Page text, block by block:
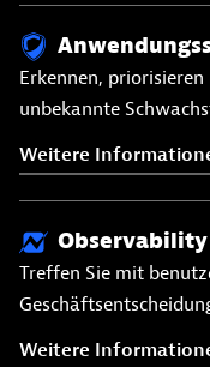
Erkennen,
unbekannte
Weitere
Treffen Sie mit
Weitere